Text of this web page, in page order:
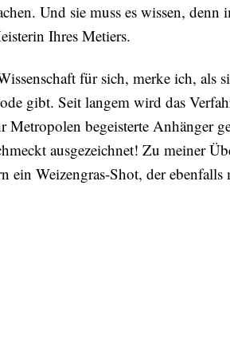
Und sie muss es wissen,
Ihres Metiers.
für sich, merke ich, als
gibt. Seit langem wird das
Metropolen begeisterte Anhänger
ausgezeichnet! Zu meiner
ein Weizengras-Shot, der